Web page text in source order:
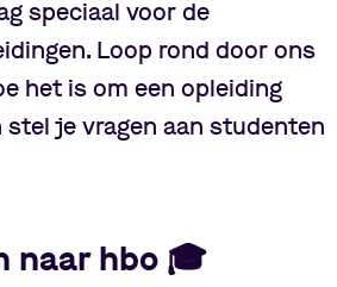
speciaal voor de
Loop rond door ons
het is om een opleiding
je vragen aan studenten
naar hbo 🎓